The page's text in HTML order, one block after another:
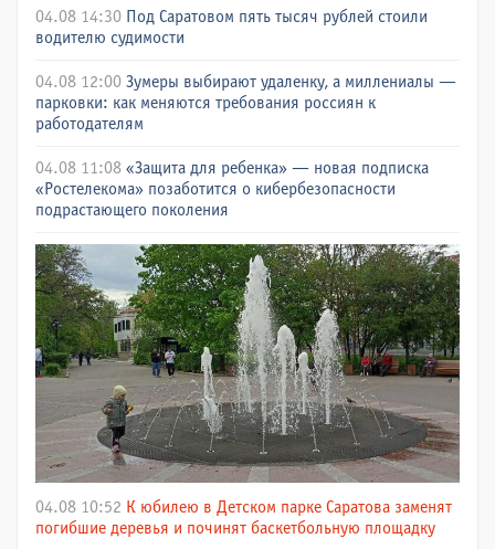
04.08 14:30 Под Саратовом пять тысяч рублей стоили
водителю судимости
04.08 12:00 Зумеры выбирают удаленку, а миллениалы —
парковки: как меняются требования россиян к
работодателям
04.08 11:08 «Защита для ребенка» — новая подписка
«Ростелекома» позаботится о кибербезопасности
подрастающего поколения
04.08 10:52 К юбилею в Детском парке Саратова заменят
погибшие деревья и починят баскетбольную площадку